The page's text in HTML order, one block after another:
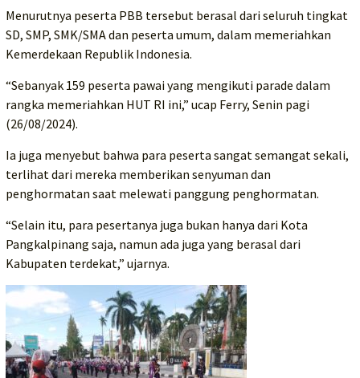
Menurutnya peserta PBB tersebut berasal dari seluruh tingkat
SD, SMP, SMK/SMA dan peserta umum, dalam memeriahkan
Kemerdekaan Republik Indonesia.
“Sebanyak 159 peserta pawai yang mengikuti parade dalam
rangka memeriahkan HUT RI ini,” ucap Ferry, Senin pagi
(26/08/2024).
Ia juga menyebut bahwa para peserta sangat semangat sekali,
terlihat dari mereka memberikan senyuman dan
penghormatan saat melewati panggung penghormatan.
“Selain itu, para pesertanya juga bukan hanya dari Kota
Pangkalpinang saja, namun ada juga yang berasal dari
Kabupaten terdekat,” ujarnya.